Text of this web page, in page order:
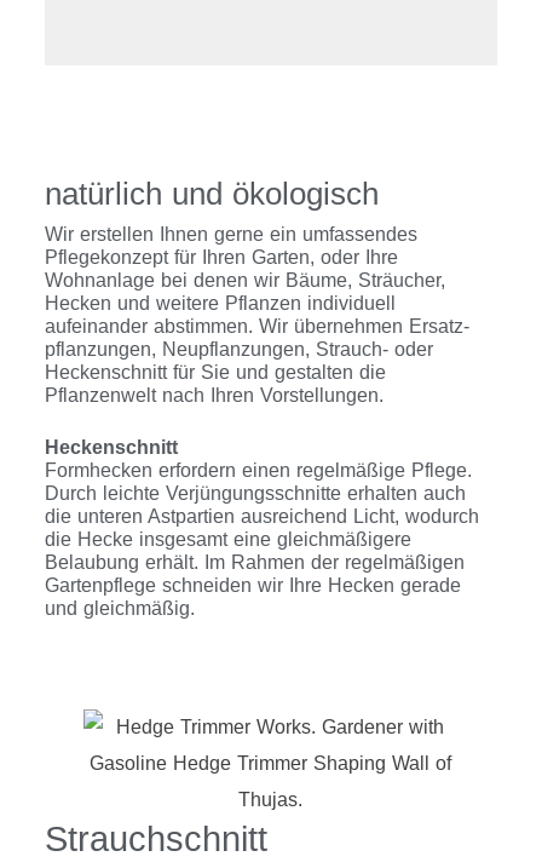
natürlich und ökologisch
Wir erstellen Ihnen gerne ein umfassendes
Pflegekonzept für Ihren Garten, oder Ihre
Wohnanlage bei denen wir Bäume, Sträucher,
Hecken und weitere Pflanzen individuell
aufeinander abstimmen. Wir übernehmen Ersatz-
pflanzungen, Neupflanzungen, Strauch- oder
Heckenschnitt für Sie und gestalten die
Pflanzenwelt nach Ihren Vorstellungen.
Heckenschnitt
Formhecken erfordern einen regelmäßige Pflege.
Durch leichte Verjüngungsschnitte erhalten auch
die unteren Astpartien ausreichend Licht, wodurch
die Hecke insgesamt eine gleichmäßigere
Belaubung erhält. Im Rahmen der regelmäßigen
Gartenpflege schneiden wir Ihre Hecken gerade
und gleichmäßig.
Strauchschnitt